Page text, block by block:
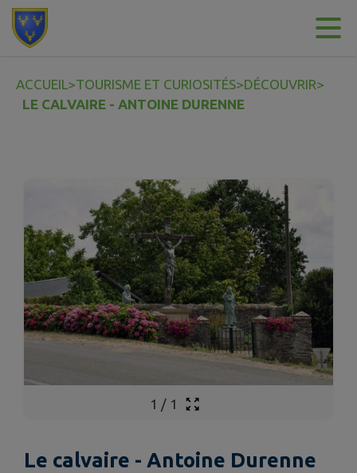
Contenu
ACCUEIL>TOURISME ET CURIOSITÉS>DÉCOUVRIR>
LE CALVAIRE - ANTOINE DURENNE
1 / 1
Le calvaire - Antoine Durenne